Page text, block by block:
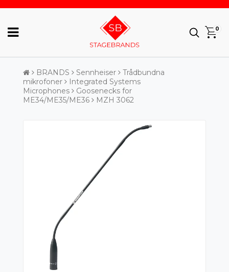
0
BRANDS Sennheiser
Trådbundna
mikrofoner
Integrated Systems
Microphones
Goosenecks for
ME34/ME35/ME36
MZH 3062